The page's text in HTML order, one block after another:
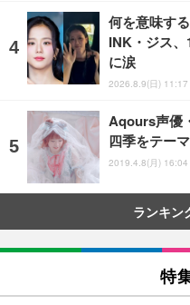
何を意味す
INK・ジス
に涙
2026.8.9(日) 11:17
Aqours声優
四季をテー
2019.4.8(月) 16:04
ランキン
特